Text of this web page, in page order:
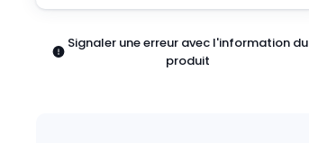
Pneumatiques
Relais
Signaler une erreur avec l'information du
produit